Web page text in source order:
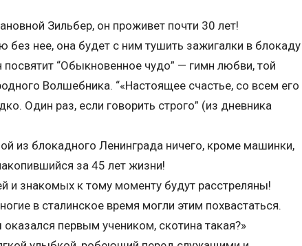
Зильбер, он проживет почти 30 лет!
без нее, она будет с ним тушить зажигалки в блокаду
посвятит “Обыкновенное чудо” — гимн любви, той
Волшебника. “«Настоящее счастье, со всем его
Один раз, если говорить строго” (из дневника
из блокадного Ленинграда ничего, кроме машинки,
за 45 лет жизни!
и знакомых к тому моменту будут расстреляны!
в сталинское время могли этим похвастаться.
первым учеником, скотина такая?»